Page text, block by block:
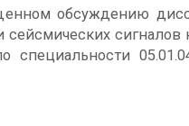
обсуждению